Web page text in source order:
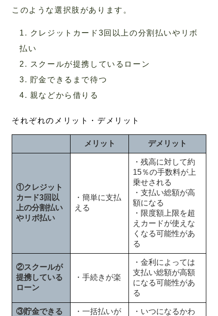
このような選択肢があります。
クレジットカード3回以上の分割払いやリボ
払い
スクールが提携しているローン
貯金できるまで待つ
親などから借りる
それぞれのメリット・デメリット
メリット デメリット
①クレジット
カード3回以
上の分割払い
やリボ払い
・簡単に支払
える
・残高に対して約
15％の手数料が上
乗せされる
・支払い総額が高
額になる
・限度額上限を超
えカードが使えな
くなる可能性があ
る
②スクールが
提携している
ローン
・手続きが楽
・金利によっては
支払い総額が高額
になる可能性があ
る
③貯金できる
・一括払いが
・いつになるかわ